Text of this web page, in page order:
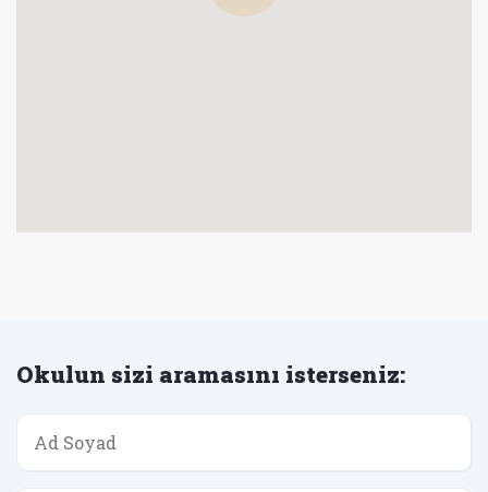
Okulun sizi aramasını isterseniz: